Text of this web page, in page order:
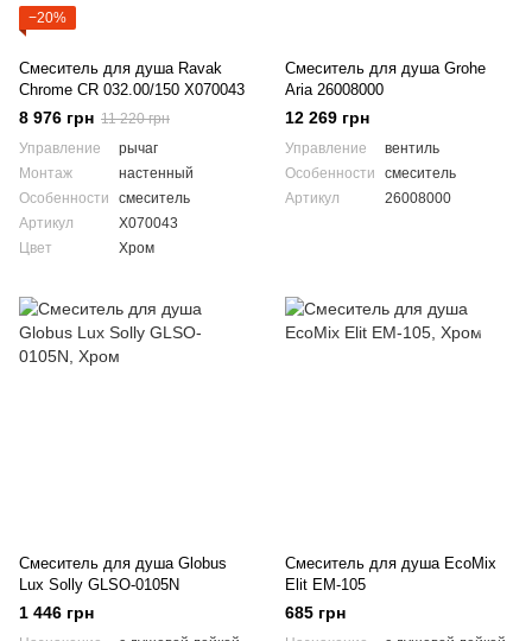
−20%
Смеситель для душа Ravak
Chrome CR 032.00/150 X070043
8 976 грн 11 220 грн
Управление
рычаг
Монтаж
настенный
Особенности
смеситель
Артикул
X070043
Цвет
Хром
Смеситель для душа Grohe
Aria 26008000
12 269 грн
Управление
вентиль
Особенности
смеситель
Артикул
26008000
Смеситель для душа Globus
Lux Solly GLSO-0105N
1 446 грн
Смеситель для душа EcoMix
Elit EM-105
685 грн